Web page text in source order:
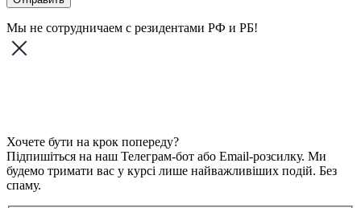
Мы не сотрудничаем с резидентами РФ и РБ!
Хочете бути на крок попереду?
Підпишіться на наш Телеграм-бот або Email-розсилку. Ми
будемо тримати вас у курсі лише найважливіших подій. Без
спаму.